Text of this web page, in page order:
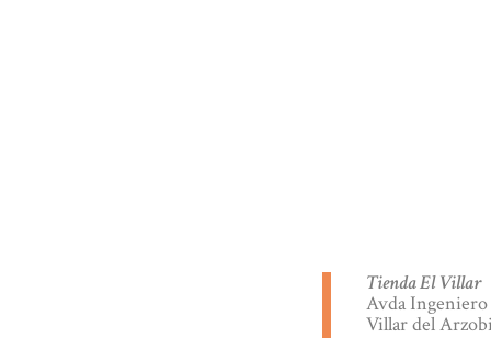
Tienda El Villar
Avda
Villar del